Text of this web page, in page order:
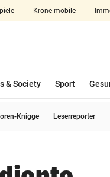
Krone mobile
aufklappen
& Society Sport
Knigge Leserreporter